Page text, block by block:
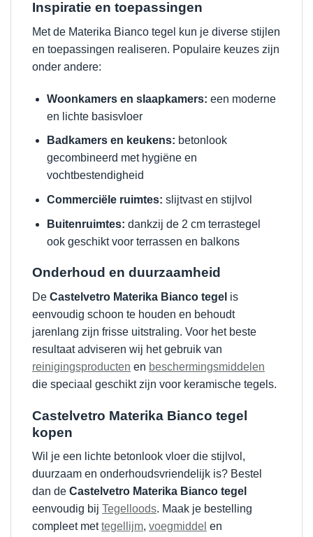
Inspiratie en toepassingen
Met de Materika Bianco tegel kun je diverse stijlen
en toepassingen realiseren. Populaire keuzes zijn
onder andere:
Woonkamers en slaapkamers: een moderne
en lichte basisvloer
Badkamers en keukens: betonlook
gecombineerd met hygiëne en
vochtbestendigheid
Commerciële ruimtes: slijtvast en stijlvol
Buitenruimtes: dankzij de 2 cm terrastegel
ook geschikt voor terrassen en balkons
Onderhoud en duurzaamheid
De Castelvetro Materika Bianco tegel is
eenvoudig schoon te houden en behoudt
jarenlang zijn frisse uitstraling. Voor het beste
resultaat adviseren wij het gebruik van
reinigingsproducten en beschermingsmiddelen
die speciaal geschikt zijn voor keramische tegels.
Castelvetro Materika Bianco tegel
kopen
Wil je een lichte betonlook vloer die stijlvol,
duurzaam en onderhoudsvriendelijk is? Bestel
dan de Castelvetro Materika Bianco tegel
eenvoudig bij Tegelloods. Maak je bestelling
compleet mettegellijm, voegmiddel en